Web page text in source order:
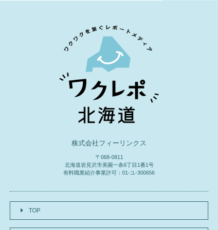
株式会社フィーリンクス
〒068-0811
北海道岩見沢市美園一条6丁目1番1号
有料職業紹介事業許可：01-ユ-300656
TOP